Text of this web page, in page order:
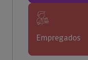
Empregados